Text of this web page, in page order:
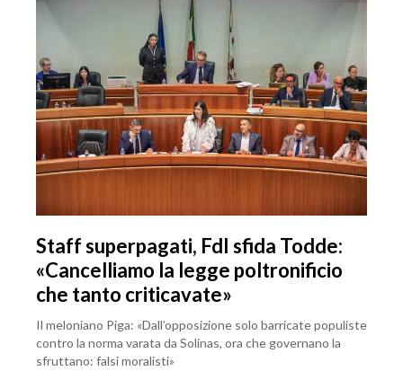
Staff superpagati, FdI sfida Todde:
«Cancelliamo la legge poltronificio
che tanto criticavate»
Il meloniano Piga: «Dall’opposizione solo barricate populiste
contro la norma varata da Solinas, ora che governano la
sfruttano: falsi moralisti»